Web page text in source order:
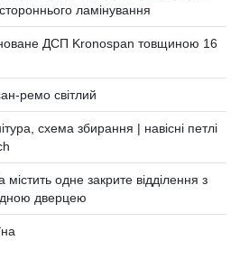
ламінування
ДСП Kronospan товщиною 16
ремо світлий
схема збирання | навісні петлі
містить одне закрите відділення з
дверцею